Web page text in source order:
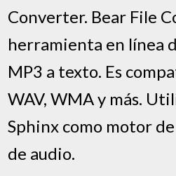
Converter. Bear File
herramienta en línea
MP3 a texto. Es
WAV, WMA y más.
Sphinx como motor
de audio.